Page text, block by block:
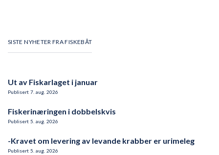
SISTE NYHETER FRA FISKEBÅT
Ut av Fiskarlaget i januar
Publisert 7 aug. 2026
Fiskerinæringen i dobbelskvis
Publisert 5 aug. 2026
-Kravet om levering av levande krabber er urimeleg
Publisert 5 aug. 2026